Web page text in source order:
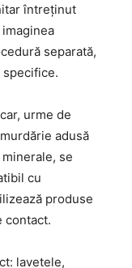
întreținut
separată,
urme de
adusă
se
cu
produse
contact.
lavetele,